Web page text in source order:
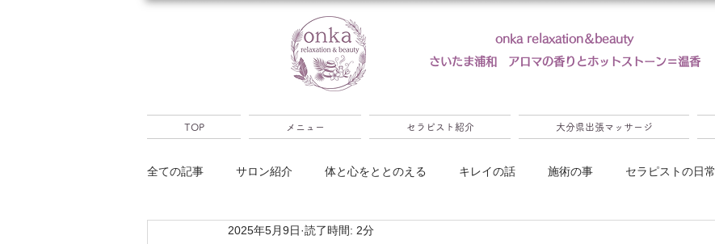
onka relaxation＆beauty
​さいたま浦和 アロマの香りとホットストーン＝温香
TOP メニュー セラピスト紹介 大分県出張マッサージ
全ての記事 サロン紹介 体と心をととのえる キレイの話 施術の事 セラピストの日常
大分別府出張 占い キャンペーン
2025年5月9日 読了時間: 2分